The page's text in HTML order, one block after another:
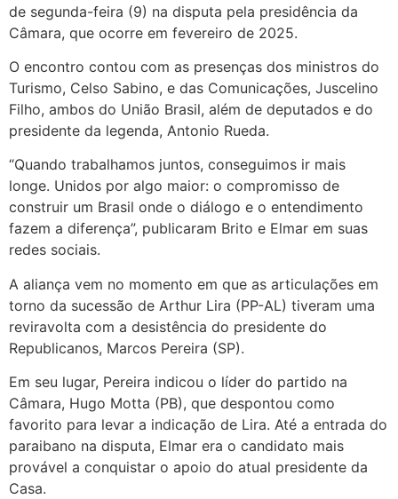
de segunda-feira (9) na disputa pela presidência da
Câmara, que ocorre em fevereiro de 2025.
O encontro contou com as presenças dos ministros do
Turismo, Celso Sabino, e das Comunicações, Juscelino
Filho, ambos do União Brasil, além de deputados e do
presidente da legenda, Antonio Rueda.
“Quando trabalhamos juntos, conseguimos ir mais
longe. Unidos por algo maior: o compromisso de
construir um Brasil onde o diálogo e o entendimento
fazem a diferença”, publicaram Brito e Elmar em suas
redes sociais.
A aliança vem no momento em que as articulações em
torno da sucessão de Arthur Lira (PP-AL) tiveram uma
reviravolta com a desistência do presidente do
Republicanos, Marcos Pereira (SP).
Em seu lugar, Pereira indicou o líder do partido na
Câmara, Hugo Motta (PB), que despontou como
favorito para levar a indicação de Lira. Até a entrada do
paraibano na disputa, Elmar era o candidato mais
provável a conquistar o apoio do atual presidente da
Casa.